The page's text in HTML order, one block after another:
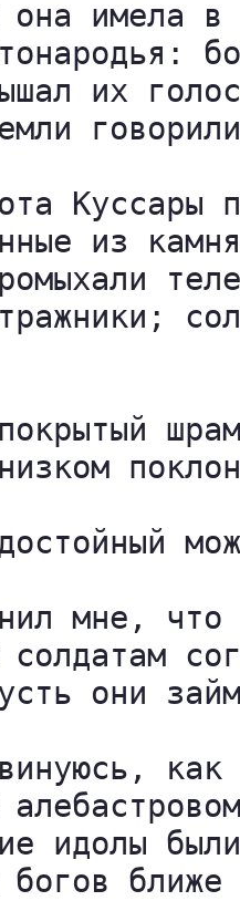
она имела
их
Куссары
из
мне,
солдатам
они
идолы
богов